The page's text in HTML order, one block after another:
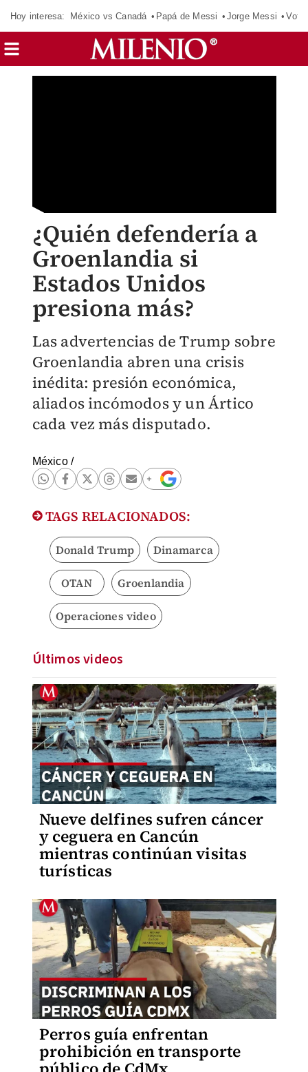
Hoy interesa: México vs Canadá Papá de Messi Jorge Messi
¿Quién defendería a
Groenlandia si
Estados Unidos
presiona más?
Las advertencias de Trump sobre
Groenlandia abren una crisis
inédita: presión económica,
aliados incómodos y un Ártico
cada vez más disputado.
México/
TAGS RELACIONADOS:
Donald Trump Dinamarca
OTAN Groenlandia
Operaciones video
Últimos videos
Nueve delfines sufren cáncer
y ceguera en Cancún
mientras continúan visitas
turísticas
Perros guía enfrentan
prohibición en transporte